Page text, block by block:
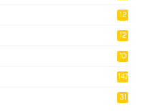
12
12
10
147
31